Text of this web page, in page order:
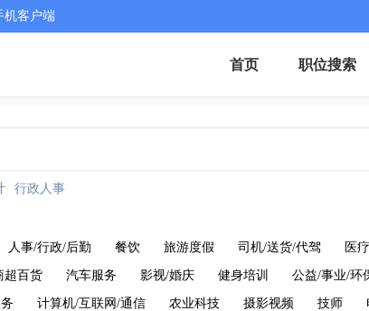
机客户端
首页 职位搜索
行政人事
人事/行政/后勤 餐饮 旅游度假 司机/送货/代驾 医
超百货 汽车服务 影视/婚庆 健身培训 公益/事业/环
计算机/互联网/通信 农业科技 摄影视频 技师